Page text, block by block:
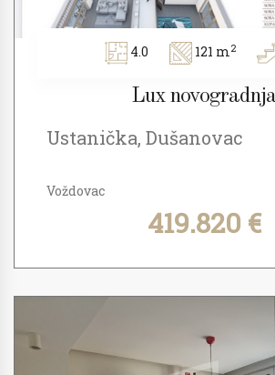
4.0 121 m2
Lux
Ustanička, Dušanovac
Voždovac
419.820 €